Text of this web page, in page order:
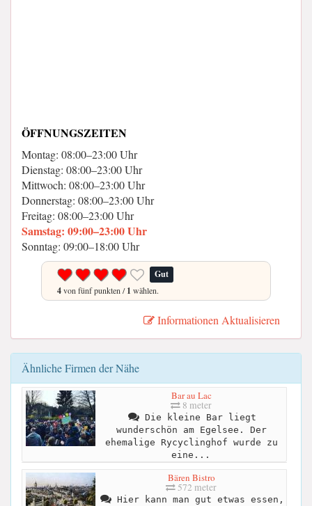
ÖFFNUNGSZEITEN
Montag: 08:00–23:00 Uhr
Dienstag: 08:00–23:00 Uhr
Mittwoch: 08:00–23:00 Uhr
Donnerstag: 08:00–23:00 Uhr
Freitag: 08:00–23:00 Uhr
Samstag: 09:00–23:00 Uhr
Sonntag: 09:00–18:00 Uhr
Gut
4von fünf punkten /1 wählen.
Informationen Aktualisieren
Ähnliche Firmen der Nähe
Bar au Lac
8 meter
Die kleine Bar liegt
wunderschön am Egelsee. Der
ehemalige Rycyclinghof wurde zu
eine...
Bären Bistro
572 meter
Hier kann man gut etwas essen,